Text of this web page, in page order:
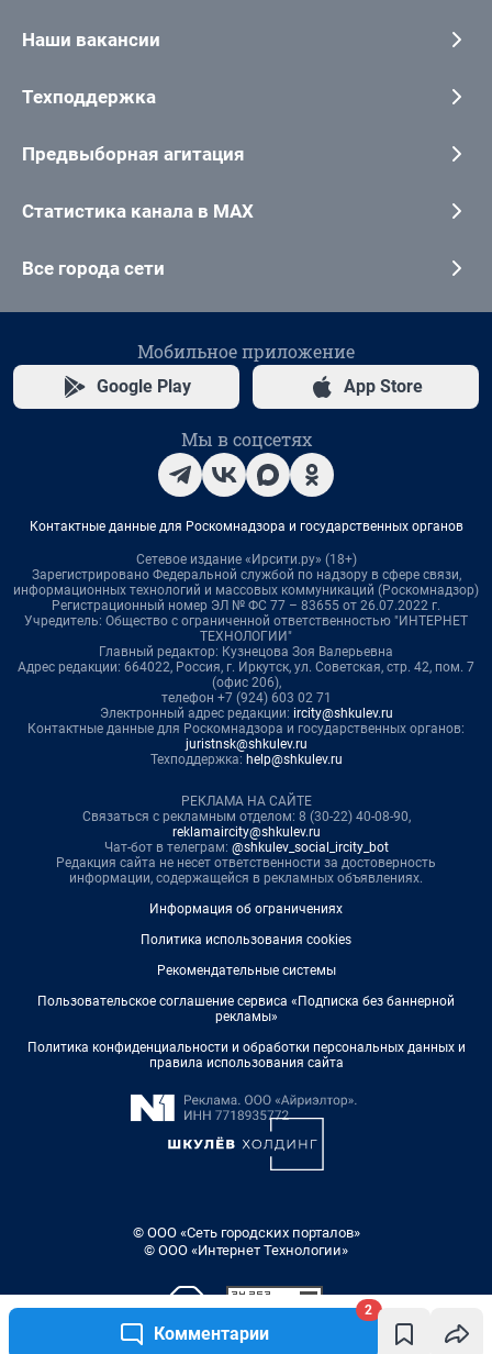
Комментарии
2
Наши вакансии
Техподдержка
Предвыборная агитация
Статистика канала в MAX
Все города сети
Мобильное приложение
Google Play App Store
Мы в соцсетях
Контактные данные для Роскомнадзора и государственных органов
Сетевое издание «Ирсити.ру» (18+)
Зарегистрировано Федеральной службой по надзору в сфере связи,
информационных технологий и массовых коммуникаций (Роскомнадзор)
Регистрационный номер ЭЛ № ФС 77 – 83655 от 26.07.2022 г.
Учредитель: Общество с ограниченной ответственностью "ИНТЕРНЕТ
ТЕХНОЛОГИИ"
Главный редактор: Кузнецова Зоя Валерьевна
Адрес редакции: 664022, Россия, г. Иркутск, ул. Советская, стр. 42, пом. 7
(офис 206),
телефон +7 (924) 603 02 71
Электронный адрес редакции: ircity@shkulev.ru
Контактные данные для Роскомнадзора и государственных органов:
juristnsk@shkulev.ru
Техподдержка: help@shkulev.ru
РЕКЛАМА НА САЙТЕ
Связаться с рекламным отделом: 8 (30-22) 40-08-90,
reklamaircity@shkulev.ru
Чат-бот в телеграм: @shkulev_social_ircity_bot
Редакция сайта не несет ответственности за достоверность
информации, содержащейся в рекламных объявлениях.
Информация об ограничениях
Политика использования cookies
Рекомендательные системы
Пользовательское соглашение сервиса «Подписка без баннерной
рекламы»
Политика конфиденциальности и обработки персональных данных и
правила использования сайта
© ООО «Сеть городских порталов»
© ООО «Интернет Технологии»